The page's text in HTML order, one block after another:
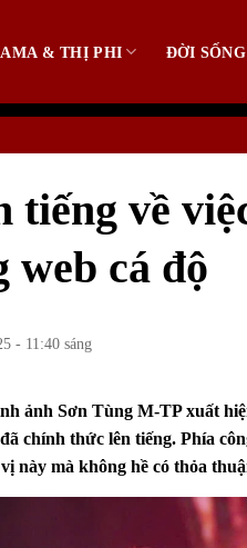
& THỊ PHI ĐỜI
tiếng về
web cá độ
- 11:40 sáng
ảnh Sơn Tùng M-TPxuất
đã chính thức lên tiếng. Phía
này mà không hề có thỏa